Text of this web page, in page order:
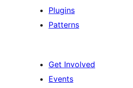
Plugins
Patterns
Get Involved
Events